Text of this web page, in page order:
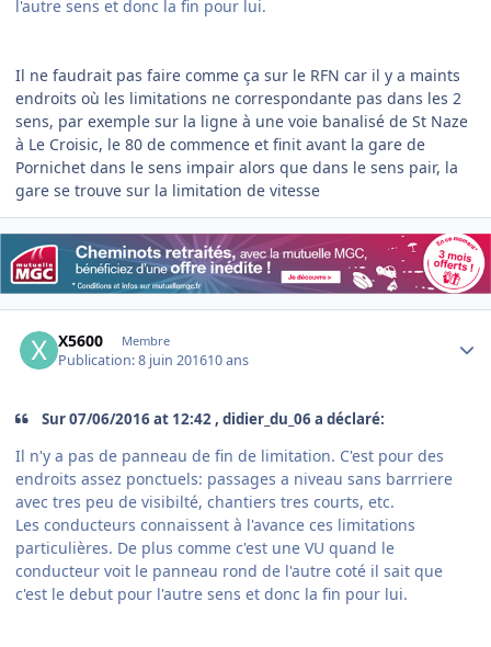
l'autre sens et donc la fin pour lui.
Il ne faudrait pas faire comme ça sur le RFN car il y a maints
endroits où les limitations ne correspondante pas dans les 2
sens, par exemple sur la ligne à une voie banalisé de St Naze
à Le Croisic, le 80 de commence et finit avant la gare de
Pornichet dans le sens impair alors que dans le sens pair, la
gare se trouve sur la limitation de vitesse
X5600 Membre
Publication:8 juin 201610 ans
Sur ‎07‎/‎06‎/‎2016 at 12:42 , didier_du_06 a déclaré:
Il n'y a pas de panneau de fin de limitation. C'est pour des
endroits assez ponctuels: passages a niveau sans barrriere
avec tres peu de visibilté, chantiers tres courts, etc.
Les conducteurs connaissent à l'avance ces limitations
particulières. De plus comme c'est une VU quand le
conducteur voit le panneau rond de l'autre coté il sait que
c'est le debut pour l'autre sens et donc la fin pour lui.